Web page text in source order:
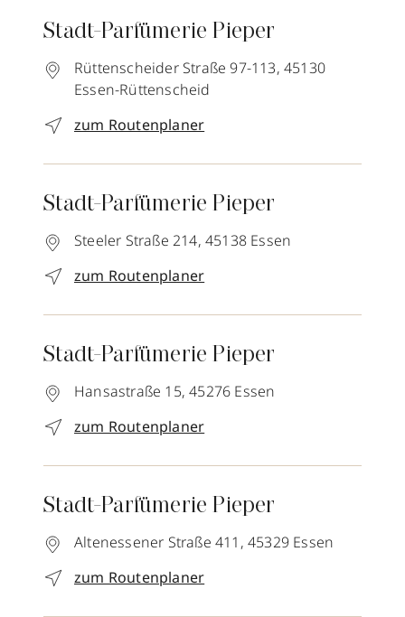
Stadt-Parfümerie Pieper
Rüttenscheider Straße 97-113, 45130
Essen-Rüttenscheid
zum Routenplaner
Stadt-Parfümerie Pieper
Steeler Straße 214, 45138 Essen
zum Routenplaner
Stadt-Parfümerie Pieper
Hansastraße 15, 45276 Essen
zum Routenplaner
Stadt-Parfümerie Pieper
Altenessener Straße 411, 45329 Essen
zum Routenplaner